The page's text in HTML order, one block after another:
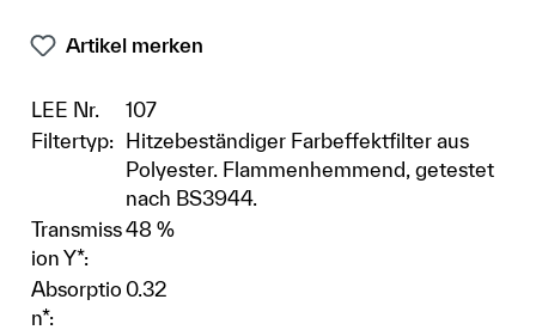
Artikel merken
LEE Nr.
107
Filtertyp: Hitzebeständiger Farbeffektfilter aus
Polyester. Flammenhemmend, getestet
nach BS3944.
Transmiss
ion Y*:
48 %
Absorptio
n*:
0.32